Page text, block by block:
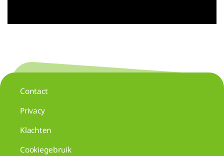
Contact
Privacy
Klachten
Cookiegebruik